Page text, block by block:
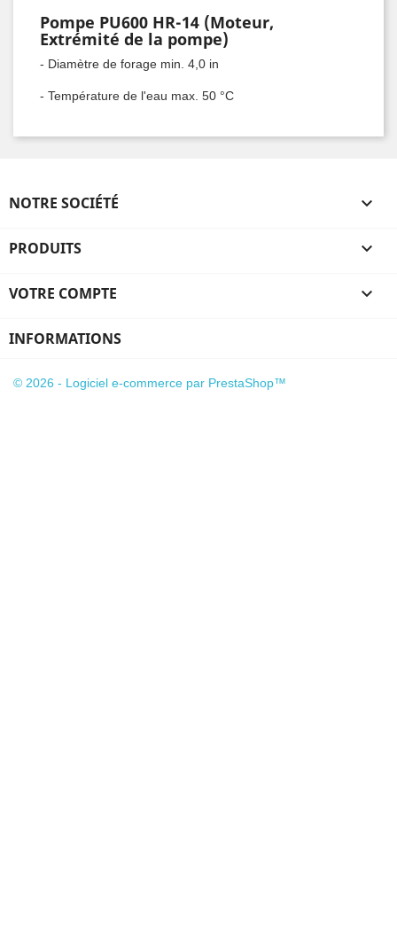
Pompe PU600 HR-14 (Moteur,
Extrémité de la pompe)
- Diamètre de forage min. 4,0 in
- Température de l'eau max. 50 °C
NOTRE SOCIÉTÉ 
PRODUITS 
VOTRE COMPTE 
INFORMATIONS
© 2026 - Logiciel e-commerce par PrestaShop™